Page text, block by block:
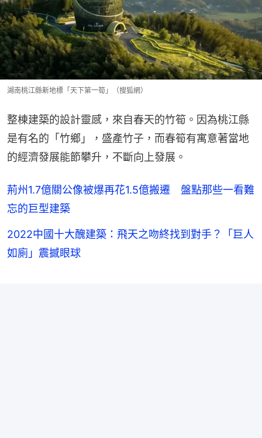
湖南桃江縣新地標「天下第一筍」（搜狐網）
整棟建築的設計靈感，來自春天的竹筍。因為桃江縣
是有名的「竹鄉」，盛產竹子，而春筍有寓意著當地
的經濟發展能節攀升，不斷向上發展。
荊州1.7億關公像被爆再花1.5億搬遷 盤點那些一看難
忘的巨型建築
2022中國十大醜建築：飛天之吻終找到對手？「巨人
如廁」震撼眼球